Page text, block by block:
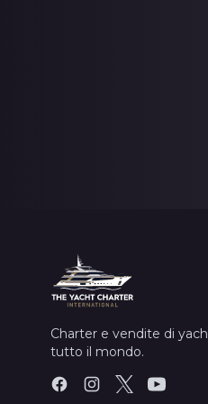
Charter e vendite di
tutto il mondo.